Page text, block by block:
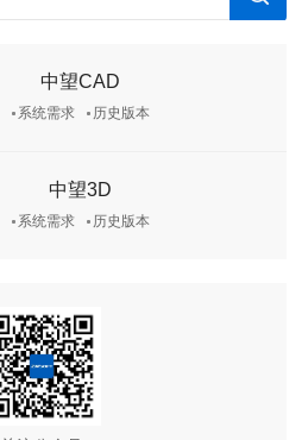
中望CAD
系统需求 历史版本
中望3D
系统需求 历史版本